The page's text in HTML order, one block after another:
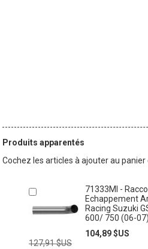
Produits apparentés
Cochez les articles à ajouter au panier
71333MI -
Echappement
Racing Suzuki
600/ 750 (06-07)
Prix
104,89 $US
127,91 $US
panier